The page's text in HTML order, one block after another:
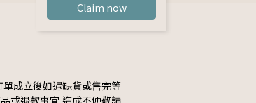
Claim now
成立後如遇缺貨或售完等
或退款事宜,造成不便敬請